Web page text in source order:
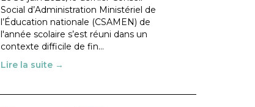
Social d’Administration Ministériel de
l’Éducation nationale (CSAMEN) de
l'année scolaire s’est réuni dans un
contexte difficile de fin…
Lire la suite →